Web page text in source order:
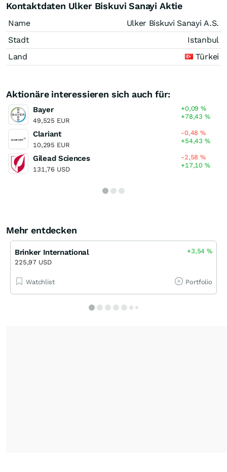
Kontaktdaten Ulker Biskuvi Sanayi Aktie
Name
Ulker Biskuvi Sanayi A.S.
Stadt
Istanbul
Land
Türkei
Aktionäre interessieren sich auch für:
Bayer
49,525 EUR
+0,09%
+78,43%
Clariant
10,295 EUR
-0,48%
+54,43%
Gilead Sciences
131,76 USD
-2,58%
+17,10%
Mehr entdecken
Brinker International
225,97 USD
+3,54%
Watchlist Portfolio